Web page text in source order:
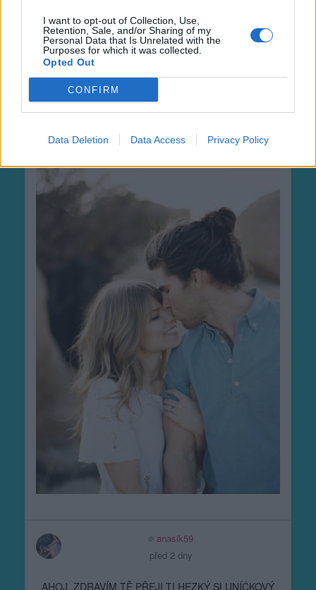
I want to opt-out of Collection, Use,
Retention, Sale, and/or Sharing of my
Personal Data that Is Unrelated with the
Purposes for which it was collected.
Opted Out
CONFIRM
Data Deletion Data Access Privacy Policy
anasik59
před 2 dny
AHOJ, ZDRAVÍM TĚ PŘEJI TI HEZKÝ SLUNÍČKOVÝ